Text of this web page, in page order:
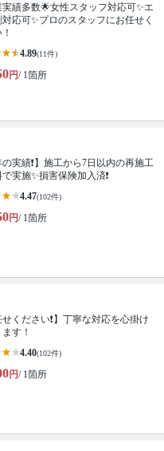
績多数🌟女性スタッフ対応可✨エ
対応可✨プロのスタッフにお任せく
4.89(11件)
円/ 1箇所
の実績❗️】施工から7日以内の再施工
実施✨損害保険加入済❗️
4.47(102件)
円/ 1箇所
せください❗️】丁寧な対応を心掛け
す！
4.40(102件)
円/ 1箇所